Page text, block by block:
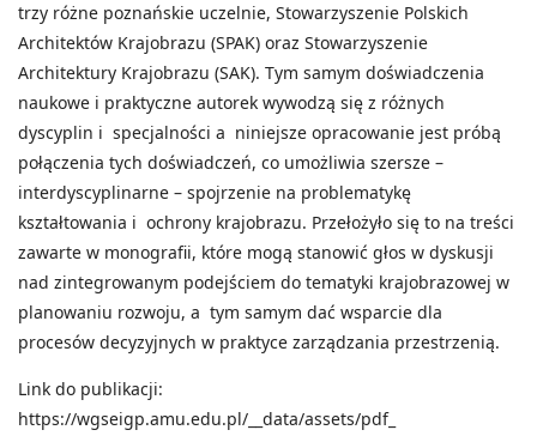
trzy różne poznańskie uczelnie, Stowarzyszenie Polskich
Architektów Krajobrazu (SPAK) oraz Stowarzyszenie
Architektury Krajobrazu (SAK). Tym samym doświadczenia
naukowe i praktyczne autorek wywodzą się z różnych
dyscyplin i specjalności a niniejsze opracowanie jest próbą
połączenia tych doświadczeń, co umożliwia szersze –
interdyscyplinarne – spojrzenie na problematykę
kształtowania i ochrony krajobrazu. Przełożyło się to na treści
zawarte w monografii, które mogą stanowić głos w dyskusji
nad zintegrowanym podejściem do tematyki krajobrazowej w
planowaniu rozwoju, a tym samym dać wsparcie dla
procesów decyzyjnych w praktyce zarządzania przestrzenią.
Link do publikacji:
https://wgseigp.amu.edu.pl/__data/assets/pdf_